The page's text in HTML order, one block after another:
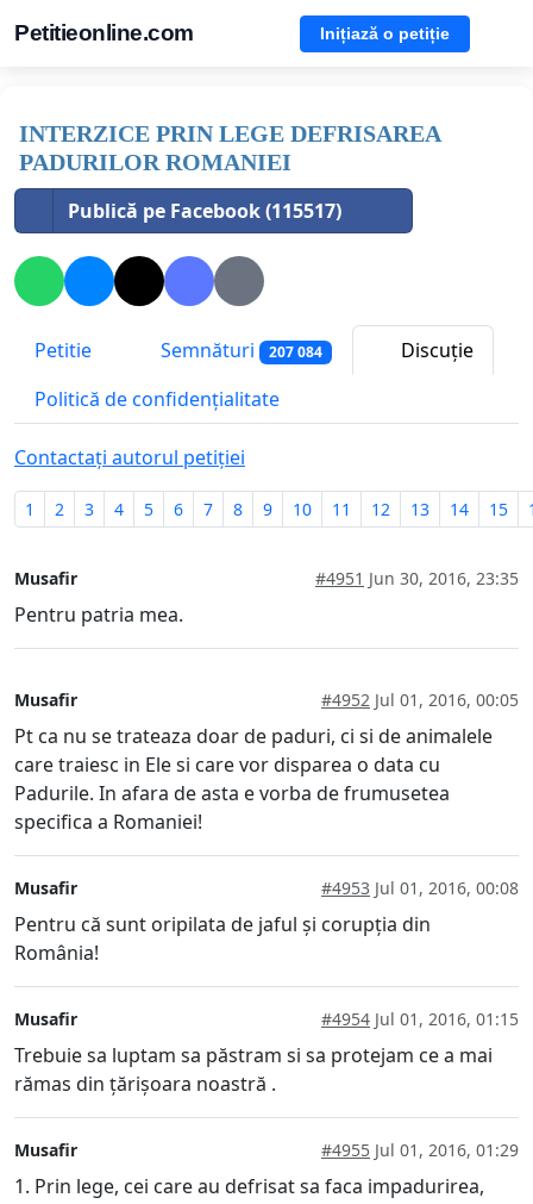
Petitieonline.com Inițiază o petiție
INTERZICE PRIN LEGE DEFRISAREA
PADURILOR ROMANIEI
Publică pe Facebook (115517)
Petitie Semnături 207 084
Discuție
Politică de confidențialitate
Contactați autorul petiției
1 2 3 4 5 6 7 8 9 10 11 12 13 14 15
Musafir #4951 Jun 30, 2016, 23:35
Pentru patria mea.
Musafir #4952 Jul 01, 2016, 00:05
Pt ca nu se trateaza doar de paduri, ci si de animalele
care traiesc in Ele si care vor disparea o data cu
Padurile. In afara de asta e vorba de frumusetea
specifica a Romaniei!
Musafir #4953 Jul 01, 2016, 00:08
Pentru că sunt oripilata de jaful și corupția din
România!
Musafir #4954 Jul 01, 2016, 01:15
Trebuie sa luptam sa păstram si sa protejam ce a mai
rămas din țărișoara noastră .
Musafir #4955 Jul 01, 2016, 01:29
1. Prin lege, cei care au defrisat sa faca impadurirea,